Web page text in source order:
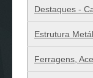
Destaques -
Estrutura
Ferragens,